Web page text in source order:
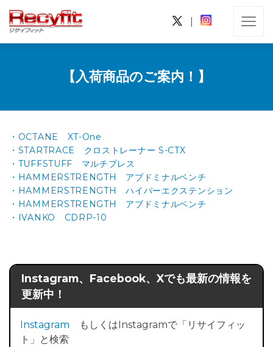
【入荷商品のご案内！】
・OCTANE XT-One
・STARTRACE クロストレーナー S-CTX
・TUFFSTUFF マルチプレス
・HAMMERSTRENGTH アブドミナルベンチ
・HAMMERSTRENGTH ハイパーエクステンション
・HAMMERSTRENGTH アブドミナルベンチ
・IVANKO CDRP-10
Instagram、Facebook、Xでも最新の情報を
更新中！
Instagram もしくはInstagramで「リサイフィッ
ト」と検索